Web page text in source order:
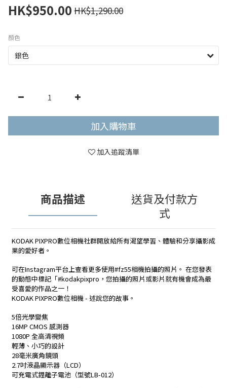
HK$950.00 HK$1,290.00
顏色
加入購物車
加入追蹤清單
商品描述
送貨及付款方
式
KODAK PIXPRO數位相機社群開放給所有渴望學習、體驗和分享攝影成
果的愛好者。
可在Instagram平台上查看更多使用#fz55相機拍攝的照片。 在您發表
的動態中標記「#kodakpixpro，您拍攝的照片或影片就有機會成為最
受喜愛的作品之一！
KODAK PIXPRO數位相機 - 述說您的故事。
5倍光學變焦
16MP CMOS 感測器
1080P 全高清視頻
輕薄、小巧的設計
28毫米廣角鏡頭
2.7吋液晶顯示器（LCD）
可充電式鋰離子電池（型號LB-012）